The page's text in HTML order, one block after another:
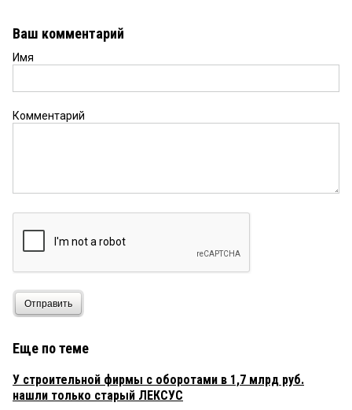
Ваш комментарий
Имя
Комментарий
Отправить
Еще по теме
У строительной фирмы с оборотами в 1,7 млрд руб.
нашли только старый ЛЕКСУС